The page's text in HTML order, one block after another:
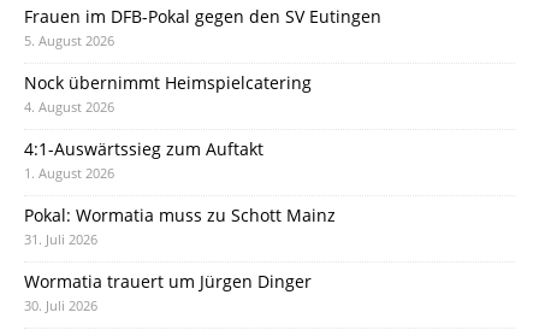
Frauen im DFB-Pokal gegen den SV Eutingen
5. August 2026
Nock übernimmt Heimspielcatering
4. August 2026
4:1-Auswärtssieg zum Auftakt
1. August 2026
Pokal: Wormatia muss zu Schott Mainz
31. Juli 2026
Wormatia trauert um Jürgen Dinger
30. Juli 2026